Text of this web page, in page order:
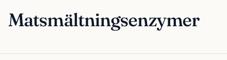
Matsmältningsenzymer